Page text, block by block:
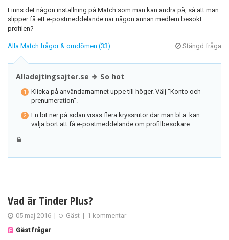
Finns det någon inställning på Match som man kan ändra på, så att man
slipper få ett e-postmeddelande när någon annan medlem besökt
profilen?
Alla Match frågor & omdömen (33) Stängd fråga
Alladejtingsajter.se So hot
Klicka på användarnamnet uppe till höger. Välj "Konto och
prenumeration".
En bit ner på sidan visas flera kryssrutor där man bl.a. kan
välja bort att få e-postmeddelande om profilbesökare.
Vad är Tinder Plus?
05 maj 2016 | Gäst | 1 kommentar
Gäst frågar